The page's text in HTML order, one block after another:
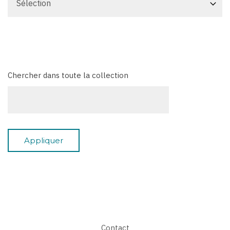
Chercher dans toute la collection
Contact